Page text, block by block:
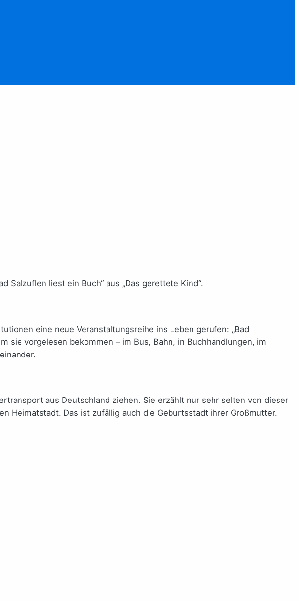
Salzuflen liest ein Buch“ aus „Das gerettete Kind“.
eine neue Veranstaltungsreihe ins Leben gerufen: „Bad
sie vorgelesen bekommen – im Bus, Bahn, in Buchhandlungen, im
aus Deutschland ziehen. Sie erzählt nur sehr selten von dieser
Heimatstadt. Das ist zufällig auch die Geburtsstadt ihrer Großmutter.